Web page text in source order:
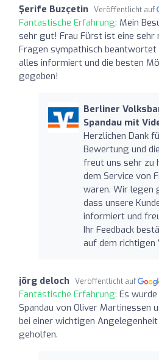
Şerife Buzçetin Veröffentlicht auf
Fantastische Erfahrung: Mein
sehr gut! Frau Fürst ist eine sehr
Fragen sympathisch beantwortet
alles informiert und die besten
gegeben!
Berliner
Spandau mit
Herzlichen Dank
Bewertung und
freut uns sehr zu
dem Service von
waren. Wir legen
dass unsere
informiert und
Ihr Feedback
auf dem richtigen
jörg deloch Veröffentlicht auf
Fantastische Erfahrung: Es
Spandau von Oliver Martinessen
bei einer wichtigen
geholfen.